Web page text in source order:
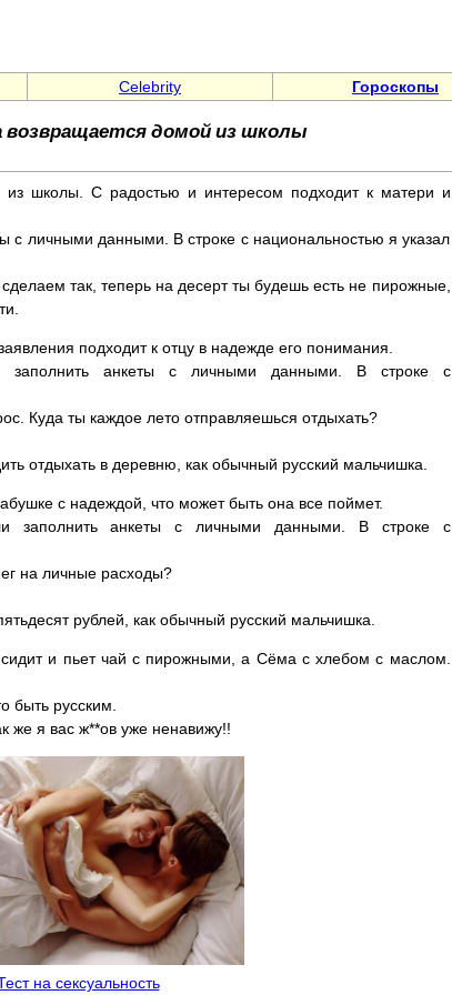
Celebrity Гороскопы
возвращается домой из школы
школы. С радостью и интересом подходит к матери и
с личными данными. В строке с национальностью я указал
так, теперь на десерт ты будешь есть не пирожные,
подходит к отцу в надежде его понимания.
анкеты с личными данными. В строке с
Куда ты каждое лето отправляешься отдыхать?
отдыхать в деревню, как обычный русский мальчишка.
с надеждой, что может быть она все поймет.
заполнить анкеты с личными данными. В строке с
на личные расходы?
рублей, как обычный русский мальчишка.
и пьет чай с пирожными, а Сёма с хлебом с маслом.
быть русским.
же я вас ж**ов уже ненавижу!!
на сексуальность